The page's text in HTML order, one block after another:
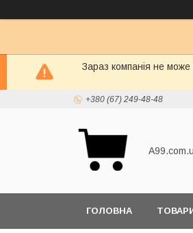
Зараз компанія не
+380 (67) 249-48-48
ГОЛОВНА